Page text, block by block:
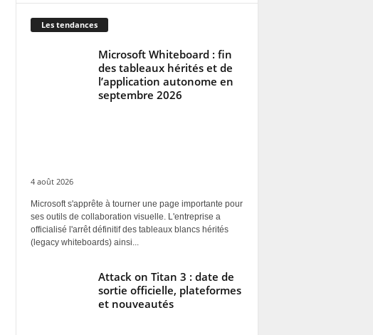
Les tendances
Microsoft Whiteboard : fin
des tableaux hérités et de
l’application autonome en
septembre 2026
4 août 2026
Microsoft s'apprête à tourner une page importante pour
ses outils de collaboration visuelle. L'entreprise a
officialisé l'arrêt définitif des tableaux blancs hérités
(legacy whiteboards) ainsi...
Attack on Titan 3 : date de
sortie officielle, plateformes
et nouveautés